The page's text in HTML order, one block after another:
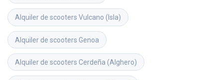
Alquiler de scooters Vulcano (Isla)
Alquiler de scooters Genoa
Alquiler de scooters Cerdeña (Alghero)